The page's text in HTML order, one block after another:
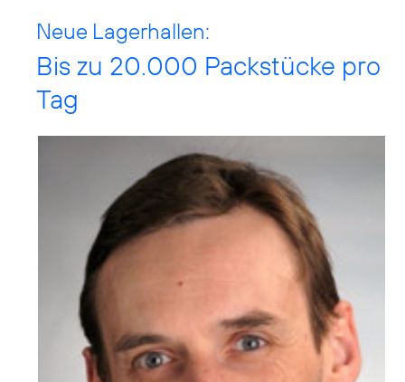
Neue Lagerhallen:
Bis zu 20.000 Packstücke pro
Tag